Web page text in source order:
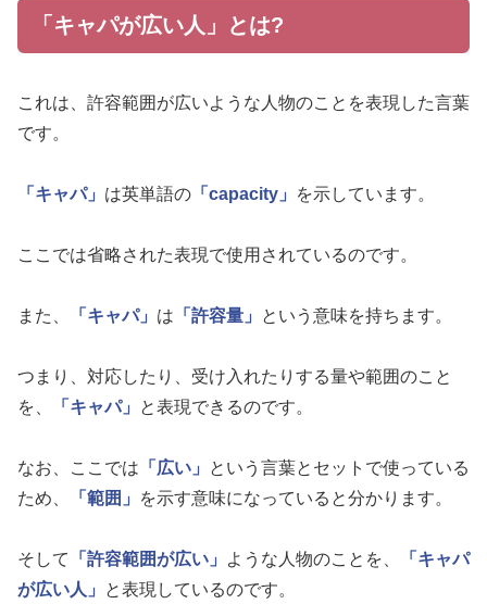
「キャパが広い人」とは?
これは、許容範囲が広いような人物のことを表現した言葉
です。
「キャパ」 は英単語の 「capacity」 を示しています。
ここでは省略された表現で使用されているのです。
また、 「キャパ」 は 「許容量」 という意味を持ちます。
つまり、対応したり、受け入れたりする量や範囲のこと
を、
「キャパ」 と表現できるのです。
なお、ここでは 「広い」
という言葉とセットで使っている
ため、
「範囲」 を示す意味になっていると分かります。
そして 「許容範囲が広い」 ような人物のことを、
「キャパ
が広い人」
と表現しているのです。